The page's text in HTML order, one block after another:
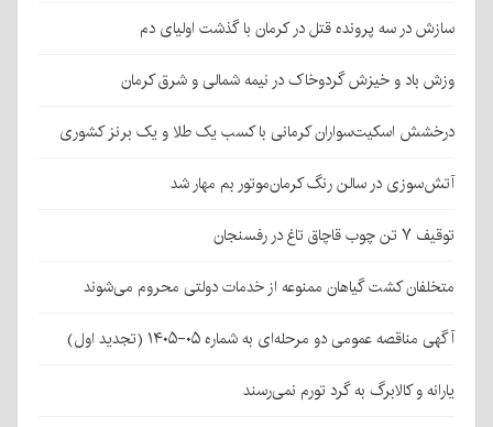
سازش در سه پرونده قتل در کرمان با گذشت اولیای دم
وزش باد و خیزش گردوخاک در نیمه شمالی و شرق کرمان
درخشش اسکیت‌سواران کرمانی با کسب یک طلا و یک برنز کشوری
آتش‌سوزی در سالن رنگ کرمان‌موتور بم مهار شد
توقیف ۷ تن چوب قاچاق تاغ در رفسنجان
متخلفان کشت گیاهان ممنوعه از خدمات دولتی محروم می‌شوند
آگهی مناقصه عمومی دو مرحله‌ای به شماره ۰۵-۱۴۰۵ (تجدید اول)
یارانه و کالابرگ به گرد تورم نمی‌رسند